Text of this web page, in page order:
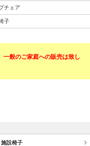
チェア
子
一般のご家庭への販売は致し
設椅子